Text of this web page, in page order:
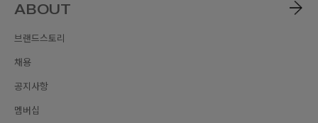
ABOUT
브랜드스토리
채용
공지사항
멤버십